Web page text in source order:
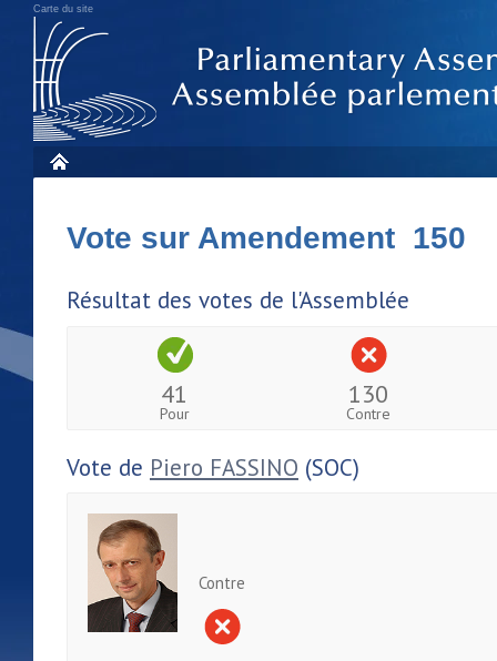
Carte du site
Vote sur Amendement 150
Résultat des votes de l'Assemblée
41
Pour
130
Contre
Vote de Piero FASSINO (SOC)
Contre